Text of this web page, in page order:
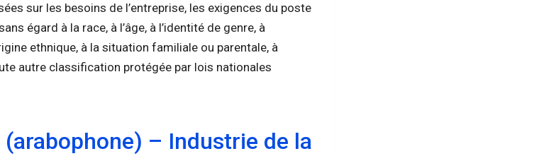
sur les besoins de l’entreprise, les exigences du poste
égard à la race, à l’âge, à l’identité de genre, à
ethnique, à la situation familiale ou parentale, à
autre classification protégée par lois nationales
– Industrie de la